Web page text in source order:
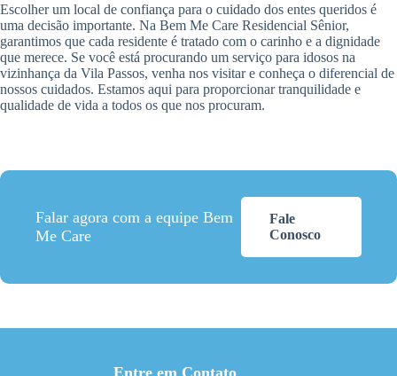
Escolher um local de confiança para o cuidado dos entes queridos é
uma decisão importante. Na Bem Me Care Residencial Sênior,
garantimos que cada residente é tratado com o carinho e a dignidade
que merece. Se você está procurando um serviço para idosos na
vizinhança da Vila Passos, venha nos visitar e conheça o diferencial de
nossos cuidados. Estamos aqui para proporcionar tranquilidade e
qualidade de vida a todos os que nos procuram.
Falar agora com a equipe Bem
Me Care
Fale
Conosco
Entre em Contato